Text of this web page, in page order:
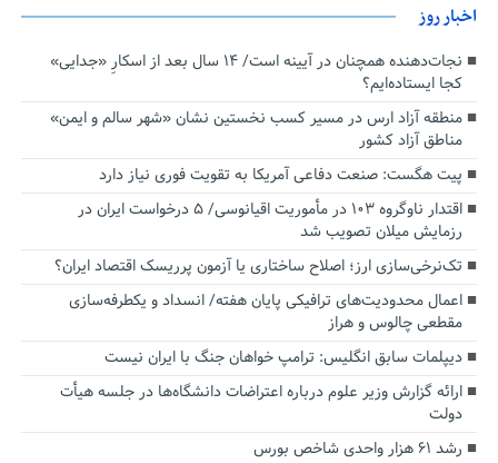
اخبار روز
نجات‌دهنده‌ همچنان در آیینه است/ ۱۴ سال بعد از اسکارِ «جدایی»
کجا ایستاده‌ایم؟
منطقه آزاد ارس در مسیر کسب نخستین نشان «شهر سالم و ایمن»
مناطق آزاد کشور
پیت هگست: صنعت دفاعی آمریکا به تقویت فوری نیاز دارد
اقتدار ناوگروه ۱۰۳ در مأموریت‌ اقیانوسی/ ۵ درخواست ایران در
رزمایش میلان تصویب شد
تک‌نرخی‌سازی ارز؛ اصلاح ساختاری یا آزمون پرریسک اقتصاد ایران؟
اعمال محدودیت‌های ترافیکی پایان هفته/ انسداد و یکطرفه‌سازی
مقطعی چالوس و هراز
دیپلمات سابق انگلیس:‌ ترامپ خواهان جنگ با ایران نیست
ارائه گزارش وزیر علوم درباره اعتراضات دانشگاه‌ها در جلسه هیأت
دولت
رشد ۶۱ هزار واحدی شاخص بورس